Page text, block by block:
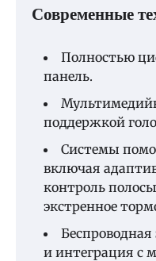
Современные
Полностью
панель.
поддержкой
Системы
включая
контроль
экстренное
и интеграция с